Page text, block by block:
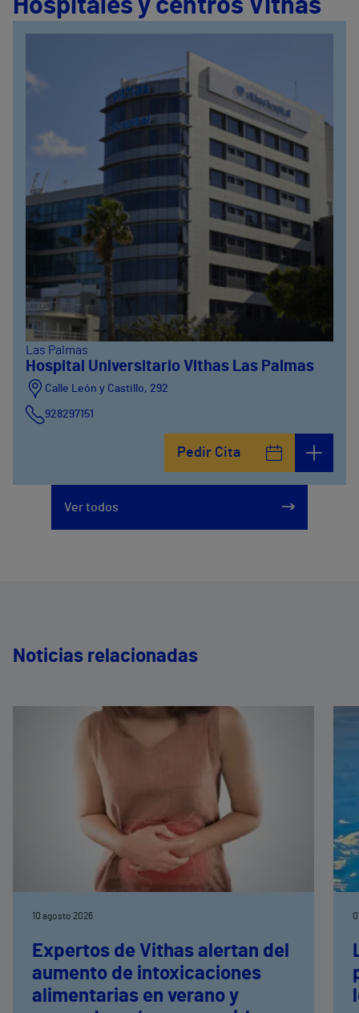
Hospitales y centros Vithas
Las Palmas
Hospital Universitario Vithas Las Palmas
Calle León y Castillo, 292
928297151
Pedir Cita
Ver todos
Noticias relacionadas
10 agosto 2026
Expertos de Vithas alertan del
aumento de intoxicaciones
alimentarias en verano y